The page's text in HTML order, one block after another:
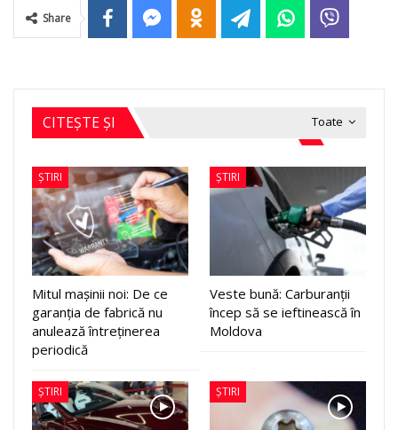
Share
Toate
CITEȘTE ȘI
ȘTIRI
Mitul mașinii noi: De ce
garanția de fabrică nu
anulează întreținerea
periodică
ȘTIRI
Veste bună: Carburanții
încep să se ieftinească în
Moldova
ȘTIRI ȘTIRI